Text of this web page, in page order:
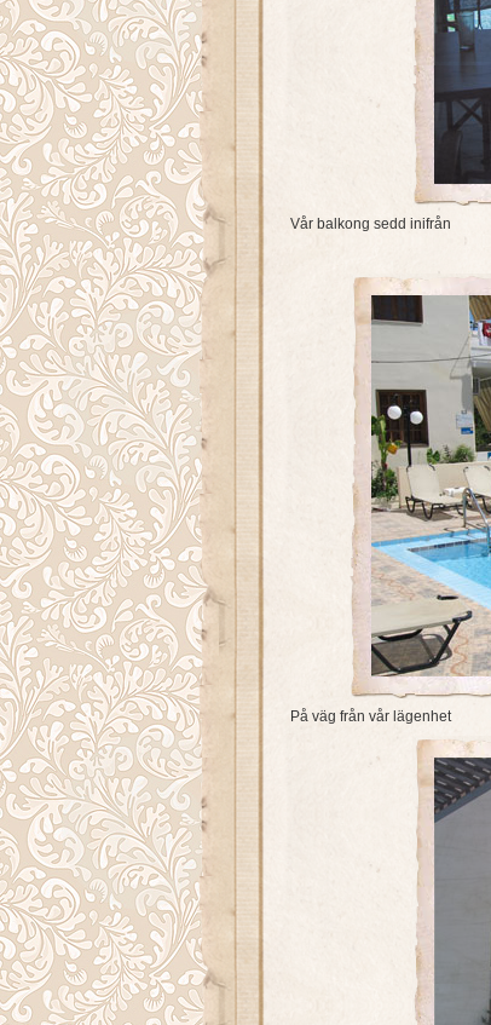
Vår balkong sedd inifrån
På väg från vår lägenhet